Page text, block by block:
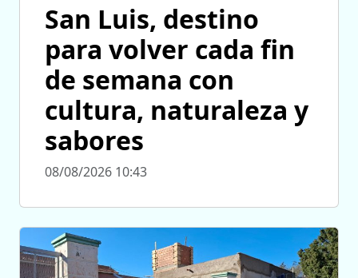
San Luis, destino
para volver cada fin
de semana con
cultura, naturaleza y
sabores
08/08/2026 10:43